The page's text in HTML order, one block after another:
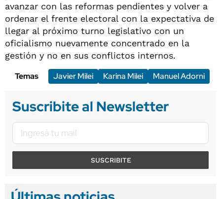
avanzar con las reformas pendientes y volver a
ordenar el frente electoral con la expectativa de
llegar al próximo turno legislativo con un
oficialismo nuevamente concentrado en la
gestión y no en sus conflictos internos.
Temas
Javier Milei Karina Milei Manuel Adorni
Suscribite al Newsletter
SUSCRIBITE